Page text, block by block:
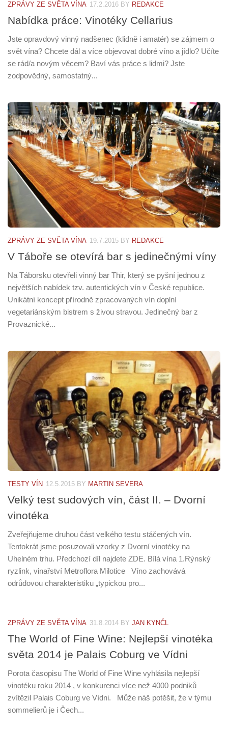
ZPRÁVY ZE SVĚTA VÍNA 17.2.2016 BY REDAKCE
Nabídka práce: Vinotéky Cellarius
Jste opravdový vinný nadšenec (klidně i amatér) se zájmem o
svět vína? Chcete dál a více objevovat dobré víno a jídlo? Učíte
se rád/a novým věcem? Baví vás práce s lidmi? Jste
zodpovědný, samostatný...
ZPRÁVY ZE SVĚTA VÍNA 19.7.2015 BY REDAKCE
V Táboře se otevírá bar s jedinečnými víny
Na Táborsku otevřeli vinný bar Thir, který se pyšní jednou z
největších nabídek tzv. autentických vín v České republice.
Unikátní koncept přírodně zpracovaných vín doplní
vegetariánským bistrem s živou stravou. Jedinečný bar z
Provaznické...
TESTY VÍN 12.5.2015 BY MARTIN SEVERA
Velký test sudových vín, část II. – Dvorní
vinotéka
Zveřejňujeme druhou část velkého testu stáčených vín.
Tentokrát jsme posuzovali vzorky z Dvorní vinotéky na
Uhelném trhu. Předchozí díl najdete ZDE. Bílá vína 1.Rýnský
ryzlink, vinařství Metroflora Milotice Víno zachovává
odrůdovou charakteristiku „typickou pro...
ZPRÁVY ZE SVĚTA VÍNA 31.8.2014 BY JAN KYNČL
The World of Fine Wine: Nejlepší vinotéka
světa 2014 je Palais Coburg ve Vídni
Porota časopisu The World of Fine Wine vyhlásila nejlepší
vinotéku roku 2014 , v konkurenci více než 4000 podniků
zvítězil Palais Coburg ve Vídni. Může náš potěšit, že v týmu
sommelierů je i Čech...